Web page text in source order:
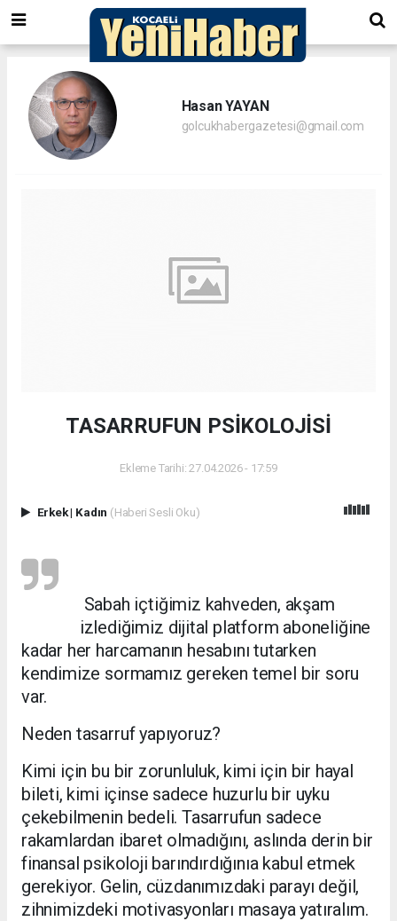
Hasan YAYAN
golcukhabergazetesi@gmail.com
TASARRUFUN PSİKOLOJİSİ
Ekleme Tarihi: 27.04.2026 - 17:59
Erkek| Kadın (Haberi Sesli Oku)
Sabah içtiğimiz kahveden, akşam
izlediğimiz dijital platform aboneliğine
kadar her harcamanın hesabını tutarken
kendimize sormamız gereken temel bir soru
var.
Neden tasarruf yapıyoruz?
Kimi için bu bir zorunluluk, kimi için bir hayal
bileti, kimi içinse sadece huzurlu bir uyku
çekebilmenin bedeli. Tasarrufun sadece
rakamlardan ibaret olmadığını, aslında derin bir
finansal psikoloji barındırdığınıa kabul etmek
gerekiyor. Gelin, cüzdanımızdaki parayı değil,
zihnimizdeki motivasyonları masaya yatıralım.